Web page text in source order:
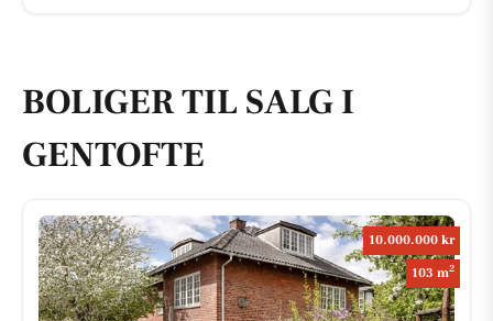
BOLIGER TIL SALG I
GENTOFTE
10.000.000 kr
103 m2